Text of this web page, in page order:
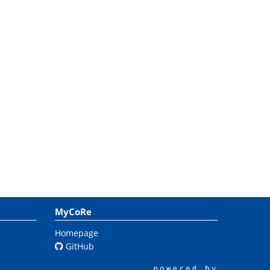
MyCoRe
Homepage
GitHub